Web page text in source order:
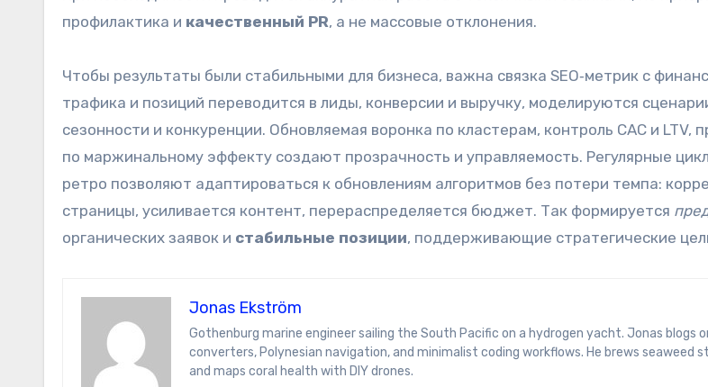
профилактика и качественный PR, а не массовые отклонения.
Чтобы результаты были стабильными для бизнеса, важна связка SEO‑метрик с
трафика и позиций переводится в лиды, конверсии и выручку, моделируются
сезонности и конкуренции. Обновляемая воронка по кластерам, контроль CAC и LTV,
по маржинальному эффекту создают прозрачность и управляемость. Регулярные
ретро позволяют адаптироваться к обновлениям алгоритмов без потери темпа:
страницы, усиливается контент, перераспределяется бюджет. Так формируется
органических заявок и стабильные позиции, поддерживающие стратегические
Jonas Ekström
Gothenburg marine engineer sailing the South Pacific on a hydrogen yacht. Jonas blogs on wave-energy
converters, Polynesian navigation, and minimalist coding workflows. He brews seaweed
and maps coral health with DIY drones.